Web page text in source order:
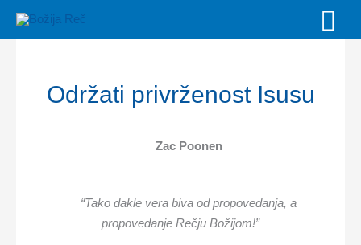
Održati privrženost Isusu
Zac Poonen
“Tako dakle vera biva od propovedanja, a
propovedanje Rečju Božijom!”